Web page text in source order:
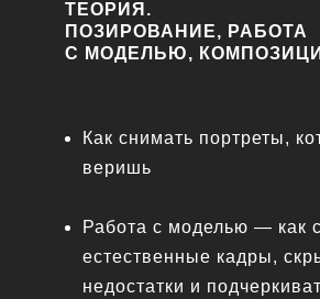
ТЕОРИЯ.
ПОЗИРОВАНИЕ, РАБОТА
С МОДЕЛЬЮ,
Как снимать портреты,
веришь
Работа с моделью — как
естественные кадры,
недостатки и